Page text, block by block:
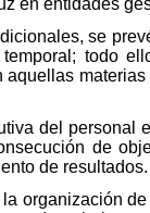
se
temporal; todo
aquellas
del personal
de
de resultados.
organización